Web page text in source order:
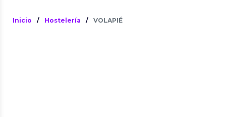
Inicio / Hostelería / VOLAPIÉ